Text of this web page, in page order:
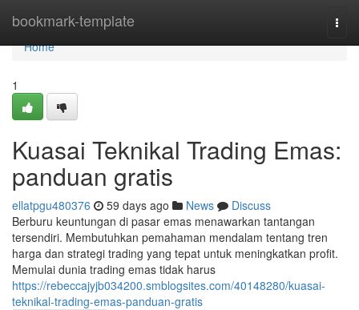
bookmark-template
Home
Home
1
Kuasai Teknikal Trading Emas:
panduan gratis
ellatpgu480376 59 days ago News
Discuss
Berburu keuntungan di pasar emas menawarkan tantangan
tersendiri. Membutuhkan pemahaman mendalam tentang tren
harga dan strategi trading yang tepat untuk meningkatkan profit.
Memulai dunia trading emas tidak harus
https://rebeccajyjb034200.smblogsites.com/40148280/kuasai-
teknikal-trading-emas-panduan-gratis